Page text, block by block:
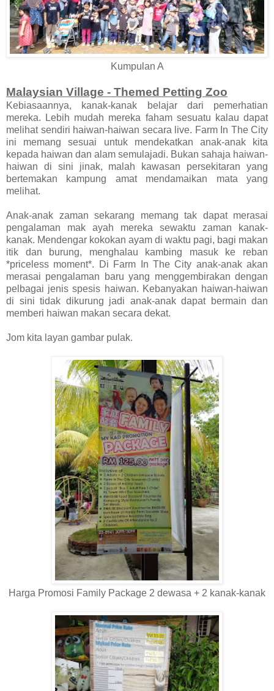
Kumpulan A
Malaysian Village - Themed Petting Zoo
Kebiasaannya, kanak-kanak belajar dari pemerhatian
mereka. Lebih mudah mereka faham sesuatu kalau dapat
melihat sendiri haiwan-haiwan secara live. Farm In The City
ini memang sesuai untuk mendekatkan anak-anak kita
kepada haiwan dan alam semulajadi. Bukan sahaja haiwan-
haiwan di sini jinak, malah kawasan persekitaran yang
bertemakan kampung amat mendamaikan mata yang
melihat.
Anak-anak zaman sekarang memang tak dapat merasai
pengalaman mak ayah mereka sewaktu zaman kanak-
kanak. Mendengar kokokan ayam di waktu pagi, bagi makan
itik dan burung, menghalau kambing masuk ke reban
*priceless moment*. Di Farm In The City anak-anak akan
merasai pengalaman baru yang menggembirakan dengan
pelbagai jenis spesis haiwan. Kebanyakan haiwan-haiwan
di sini tidak dikurung jadi anak-anak dapat bermain dan
memberi haiwan makan secara dekat.
Jom kita layan gambar pulak.
Harga Promosi Family Package 2 dewasa + 2 kanak-kanak